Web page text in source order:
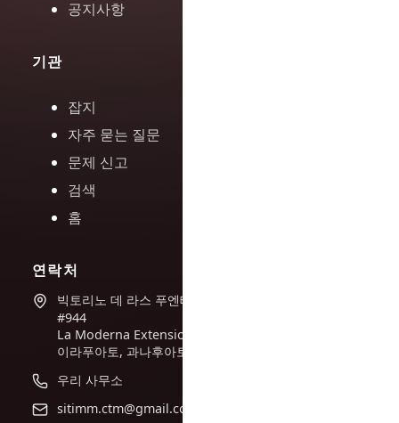
공지사항
기관
잡지
자주 묻는 질문
문제 신고
검색
홈
연락처
빅토리노 데 라스 푸엔테스
#944
La Moderna Extension,
이라푸아토, 과나후아토
우리 사무소
sitimm.ctm@gmail.com